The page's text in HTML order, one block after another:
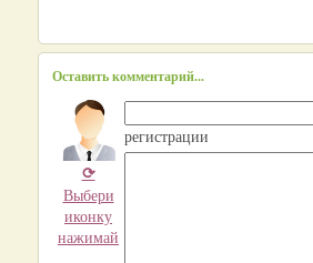
Оставить комментарий...
⟳
Выбери
иконку
нажимай
регистрации